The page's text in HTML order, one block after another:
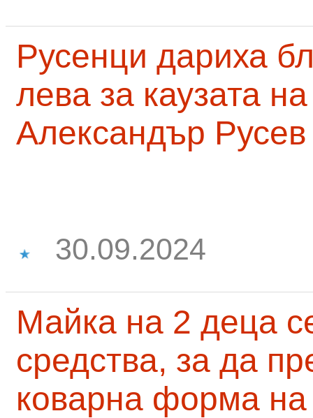
Русенци дариха
лева за каузата
Александър Русев
30.09.2024
Майка на 2 деца
средства, за да
коварна форма на